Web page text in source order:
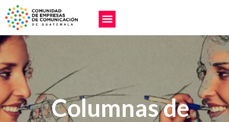
Columnas de